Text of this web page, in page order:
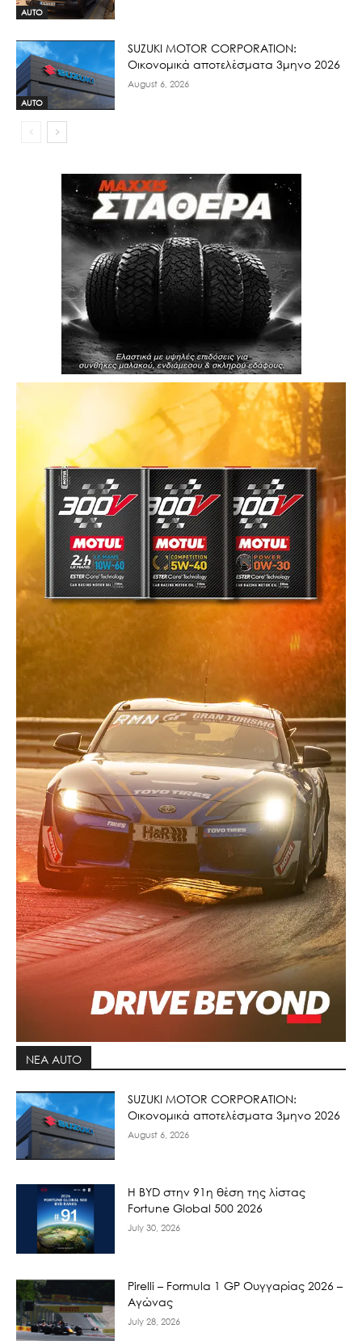
AUTO
AUTO
SUZUKI MOTOR CORPORATION:
Οικονομικά αποτελέσματα 3μηνο 2026
August 6, 2026
ΝΕΑ AUTO
SUZUKI MOTOR CORPORATION:
Οικονομικά αποτελέσματα 3μηνο 2026
August 6, 2026
Η BYD στην 91η θέση της λίστας
Fortune Global 500 2026
July 30, 2026
Pirelli – Formula 1 GP Ουγγαρίας 2026 –
Αγώνας
July 28, 2026